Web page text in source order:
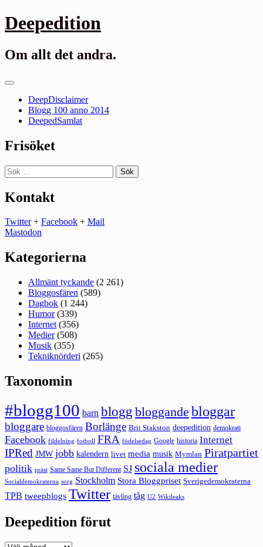
Gå
till
Deepedition
Om allt det andra.
Primär
DeepDisclaimer
Blogg 100 anno 2014
DeepedSamlat
Frisöket
Sök
efter:
Kontakt
Twitter+ Facebook + Mail
Mastodon
Kategorierna
Allmänt tyckande (2 261)
Bloggosfären (589)
Dagbok (1 244)
Humor(339)
Internet (356)
Medier(508)
Musik (355)
Tekniknörderi (265)
Taxonomin
#blogg100 barn blogg bloggande bloggar
bloggare bloggosfären Borlänge Brit Stakston deepedition demokrati
Facebook fildelning fotboll FRA födelsedag Google historia Internet
IPRed JMW jobb kalendern livet media musik Mymlan Piratpartiet
politik präst Same Same But Different SJ sociala medier
Socialdemokraterna sorg Stockholm Stora Bloggpriset Sverigedemokraterna
TPB tweepblogs Twitter tävling tåg U2 Wikileaks
Deepedition förut